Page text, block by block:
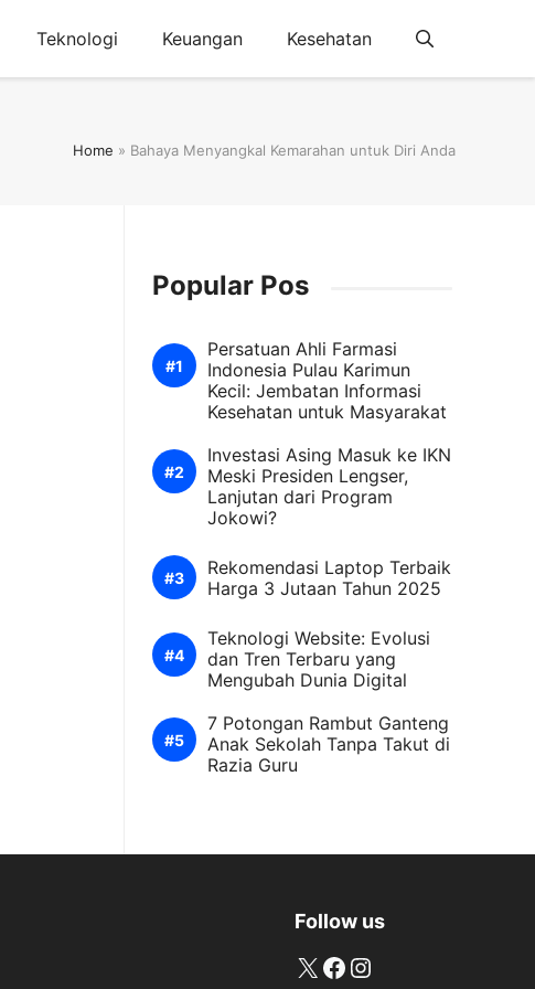
Teknologi Keuangan Kesehatan
Home » Bahaya Menyangkal Kemarahan untuk Diri Anda
Popular Pos
Persatuan Ahli Farmasi
Indonesia Pulau Karimun
Kecil: Jembatan Informasi
Kesehatan untuk Masyarakat
Investasi Asing Masuk ke IKN
Meski Presiden Lengser,
Lanjutan dari Program
Jokowi?
Rekomendasi Laptop Terbaik
Harga 3 Jutaan Tahun 2025
Teknologi Website: Evolusi
dan Tren Terbaru yang
Mengubah Dunia Digital
7 Potongan Rambut Ganteng
Anak Sekolah Tanpa Takut di
Razia Guru
Follow us
X Facebook
Instagram